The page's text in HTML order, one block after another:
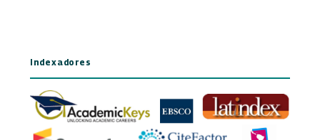
Indexadores